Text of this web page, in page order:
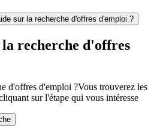
sur la recherche d'offres d'emploi ?
recherche d'offres
d'offres d'emploi ?Vous trouverez les
sur l'étape qui vous intéresse